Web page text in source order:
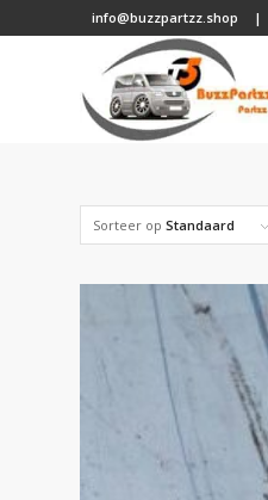
info@buzzpartzz.shop |
Sorteer op Standaard